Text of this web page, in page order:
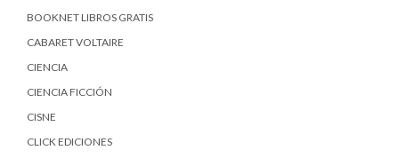
BOOKNET LIBROS GRATIS
CABARET VOLTAIRE
CIENCIA
CIENCIA FICCIÓN
CISNE
CLICK EDICIONES